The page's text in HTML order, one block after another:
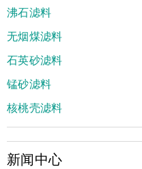
沸石滤料
无烟煤滤料
石英砂滤料
锰砂滤料
核桃壳滤料
新闻中心